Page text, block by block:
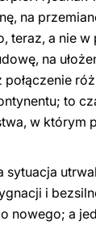
na
teraz, a nie w
na
to
w którym
sytuacja
i
nowego; a